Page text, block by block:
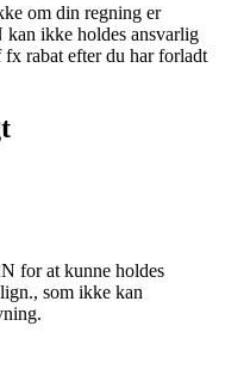
om din regning er
ikke holdes ansvarlig
rabat efter du har forladt
for at kunne holdes
som ikke kan